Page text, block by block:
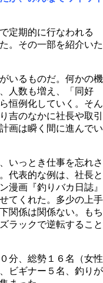
定期的に行なわれる
。その一部を紹介いた
いるものだ。何かの機
人数も増え、「同好
恒例化していく。そん
吉のなかに社長や取引
画は瞬く間に進んでい
いっとき仕事を忘れさ
代表的な例は、社長と
漫画『釣りバカ日誌』
てくれた。多少の上手
関係は関係ない。もち
ラックで逆転すること
分、総勢１６名（女性
ビギナー５名、釣りが